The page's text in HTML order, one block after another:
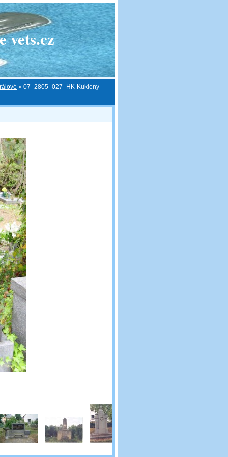
vets.cz
» 07_2805_027_HK-Kukleny-